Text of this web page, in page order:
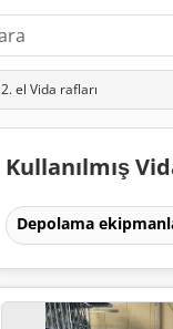
2. el Vida rafları
Kullanılmış
Depolama